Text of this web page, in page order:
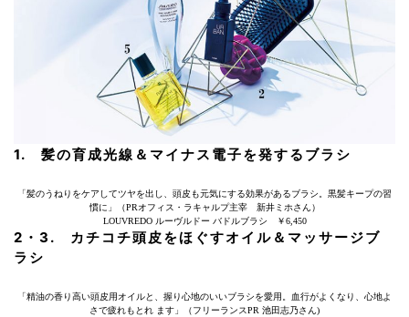
1. 髪の育成光線＆マイナス電子を発するブラシ
「髪のうねりをケアしてツヤを出し、頭皮も元気にする効果があるブラシ。黒髪キープの習
慣に」（PRオフィス・ラキャルプ主宰 新井ミホさん）
LOUVREDO ルーヴルドー バドルブラシ ￥6,450
2・3. カチコチ頭皮をほぐすオイル＆マッサージブ
ラシ
「精油の香り高い頭皮用オイルと、握り心地のいいブラシを愛用。血行がよくなり、心地よ
さで疲れもとれ ます」（フリーランスPR 池田志乃さん)